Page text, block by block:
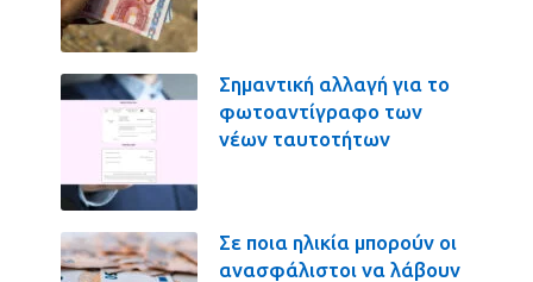
Σημαντική αλλαγή για το
φωτοαντίγραφο των
νέων ταυτοτήτων
Σε ποια ηλικία μπορούν οι
ανασφάλιστοι να λάβουν